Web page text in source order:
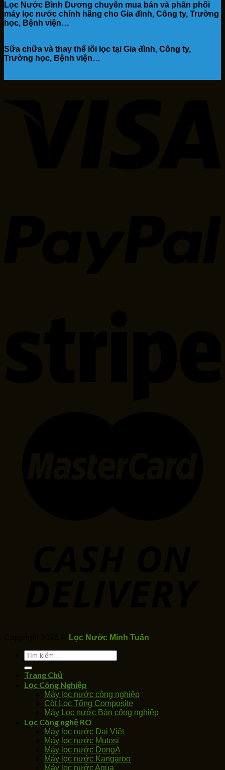
Lọc Nước Bình Dương chuyên mua bán và phân phối
máy lọc nước chính hãng cho Gia đình, Công ty, Trường
học, Bệnh viện…
Sữa chữa và thay thế lõi lọc tại Gia đình, Công ty,
Trường học, Bệnh viện…
Lọc Nước Minh Tuấn
Tìm
kiếm:
Trang Chủ
Lọc Công Nghiệp
Máy lọc nước công nghiệp
Cột Lọc Tổng Composite
Máy Loc nước Bán công nghiệp
Lọc Công nghệ RO
Máy lọc nước Đại Việt
Máy lọc nước Mutosi
Máy lọc nước DongA
Máy lọc nước Kangaroo
Máy lọc nước Aqua